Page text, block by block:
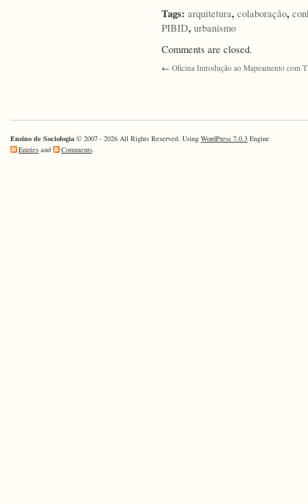
Tags: arquitetura, colaboração,
PIBID, urbanismo
Comments are closed.
← Oficina Introdução ao Mapeamento com
Ensino de Sociologia © 2007 - 2026 All Rights Reserved. Using WordPress 7.0.3 Engine
Entries and Comments